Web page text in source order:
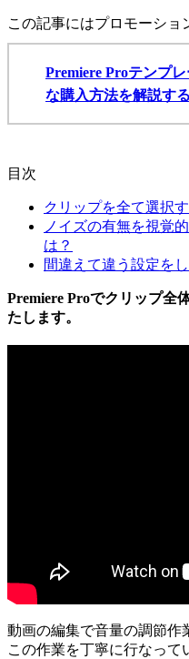
この記事にはプロモーショ
Premiere Proテンプ
な購入方法を解説す
目次
クリップを全て選択
ノイズの有無を視覚
は？
間違えて違う設定を
Premiere Proでクリップ全
たします。
動画の編集で音量の調節作
この作業を丁寧に行なって